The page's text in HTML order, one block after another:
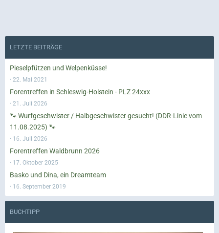
LETZTE BEITRÄGE
Pieselpfützen und Welpenküsse!
22. Mai 2021
Forentreffen in Schleswig-Holstein - PLZ 24xxx
21. Juli 2026
🐾 Wurfgeschwister / Halbgeschwister gesucht! (DDR-Linie vom
11.08.2025) 🐾
16. Juli 2026
Forentreffen Waldbrunn 2026
17. Oktober 2025
Basko und Dina, ein Dreamteam
16. September 2019
BUCHTIPP